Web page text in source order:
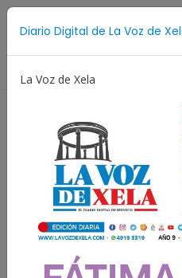
Diario Digital de La Voz de
La Voz de Xela
Festival de Bandas 2026